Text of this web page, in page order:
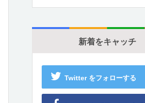
新着をキャッチ
Twitter をフォローする